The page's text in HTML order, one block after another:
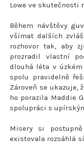
Lowe ve skutečnosti
Během návštěvy
všímat dalších
rozhovor tak, aby
prozradil vlastní
dlouhá léta v
spolu pravidelně
Zároveň se ukazuje,
ho porazila Maddie
spolupráci s
Misery si
existovala rozsáhlá